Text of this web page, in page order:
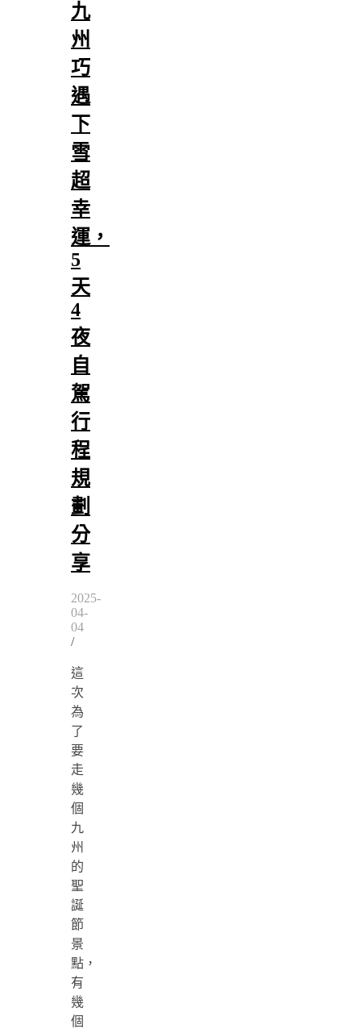
九
州
巧
遇
下
雪
超
幸
運，
5
天
4
夜
自
駕
行
程
規
劃
分
享
2025-
04-
04
/
這
次
為
了
要
走
幾
個
九
州
的
聖
誕
節
景
點，
有
幾
個